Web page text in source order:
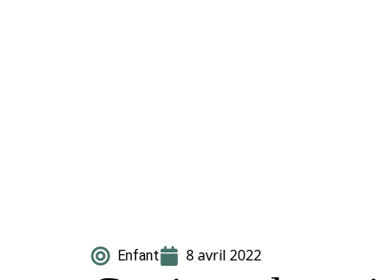
Enfant 8 avril 2022